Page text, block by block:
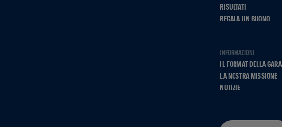
RISULTATI
REGALA UN BUONO
INFORMAZIONI
IL FORMAT DELLA GARA
LA NOSTRA MISSIONE
NOTIZIE